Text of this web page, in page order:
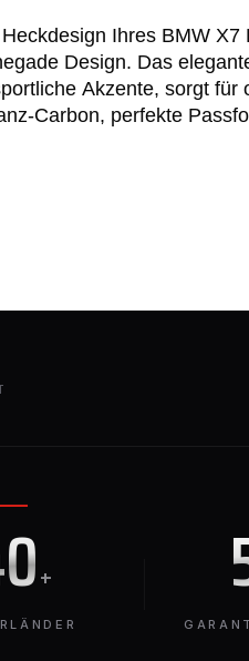
Ihres BMW X7
Design. Das
Akzente, sorgt für
Carbon, perfekte
+